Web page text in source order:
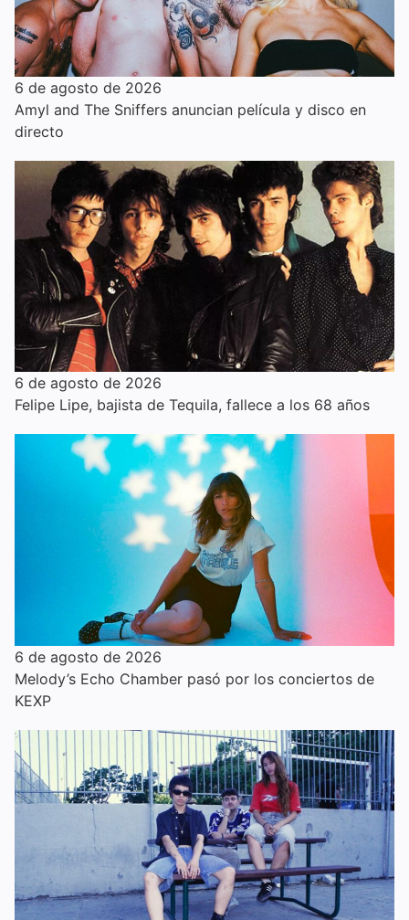
6 de agosto de 2026
Amyl and The Sniffers anuncian película y disco en
directo
6 de agosto de 2026
Felipe Lipe, bajista de Tequila, fallece a los 68 años
6 de agosto de 2026
Melody’s Echo Chamber pasó por los conciertos de
KEXP